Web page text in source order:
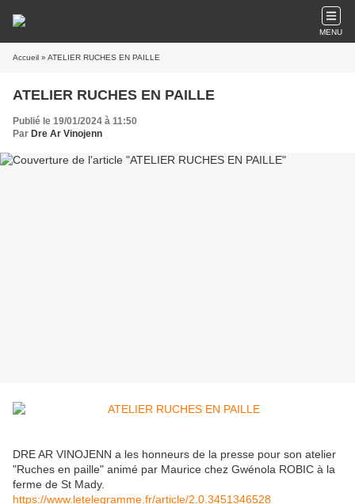
MENU
Accueil » ATELIER RUCHES EN PAILLE
ATELIER RUCHES EN PAILLE
Publié le 19/01/2024 à 11:50
Par Dre Ar Vinojenn
DRE AR VINOJENN a les honneurs de la presse pour son atelier
"Ruches en paille" animé par Maurice chez Gwénola ROBIC à la
ferme de St Mady.
https://www.letelegramme.fr/article/2.0.3451346528